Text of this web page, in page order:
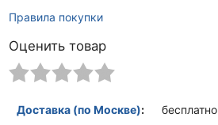
Правила покупки
Оценить товар
Доставка (по Москве): бесплатно